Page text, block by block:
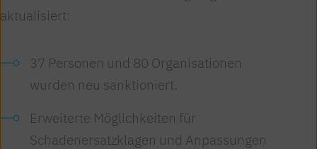
aktualisiert:
37 Personen und 80 Organisationen
wurden neu sanktioniert.
Erweiterte Möglichkeiten für
Schadenersatzklagen und Anpassungen